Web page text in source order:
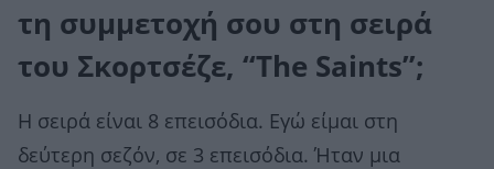
τη συμμετοχή σου στη σειρά
του Σκορτσέζε, “The Saints”;
Η σειρά είναι 8 επεισόδια. Εγώ είμαι στη
δεύτερη σεζόν, σε 3 επεισόδια. Ήταν μια